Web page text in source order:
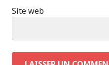
Site web